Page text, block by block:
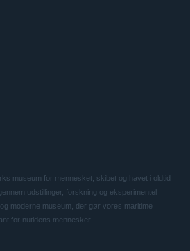
museum for mennesket, skibet og havet i oldtid
udstillinger, forskning og eksperimentel
moderne museum, der gør vores maritime
for nutidens mennesker.